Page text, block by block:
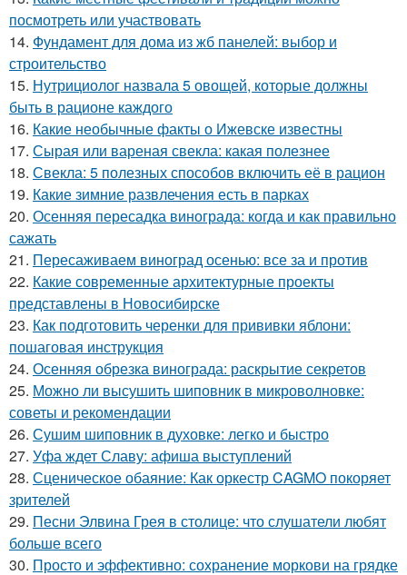
посмотреть или участвовать
14. Фундамент для дома из жб панелей: выбор и
строительство
15. Нутрициолог назвала 5 овощей, которые должны
быть в рационе каждого
16. Какие необычные факты о Ижевске известны
17. Сырая или вареная свекла: какая полезнее
18. Свекла: 5 полезных способов включить её в рацион
19. Какие зимние развлечения есть в парках
20. Осенняя пересадка винограда: когда и как правильно
сажать
21. Пересаживаем виноград осенью: все за и против
22. Какие современные архитектурные проекты
представлены в Новосибирске
23. Как подготовить черенки для прививки яблони:
пошаговая инструкция
24. Осенняя обрезка винограда: раскрытие секретов
25. Можно ли высушить шиповник в микроволновке:
советы и рекомендации
26. Сушим шиповник в духовке: легко и быстро
27. Уфа ждет Славу: афиша выступлений
28. Сценическое обаяние: Как оркестр CAGMO покоряет
зрителей
29. Песни Элвина Грея в столице: что слушатели любят
больше всего
30. Просто и эффективно: сохранение моркови на грядке